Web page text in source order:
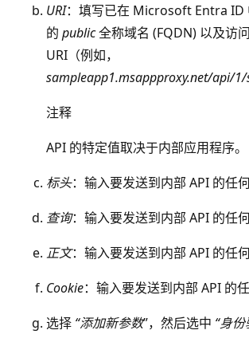
URI：填写已在 Microsoft Entra ID
的 public全称域名 (FQDN) 以及访
URI（例如，
sampleapp1.msappproxy.net/api/
注释
API 的特定值取决于内部应用程序。
标头：输入要发送到内部 API 的任
查询：输入要发送到内部 API 的任
正文：输入要发送到内部 API 的任
Cookie：输入要发送到内部 API 的
选择 “添加新参数”，然后选中 “身